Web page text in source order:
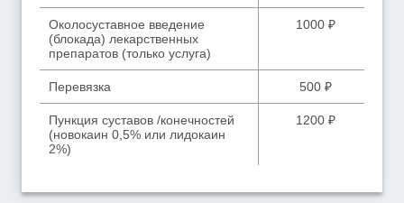
Околосуставное введение
(блокада) лекарственных
препаратов (только услуга)
1000 ₽
Перевязка 500 ₽
Пункция суставов /конечностей
(новокаин 0,5% или лидокаин
2%)
1200 ₽